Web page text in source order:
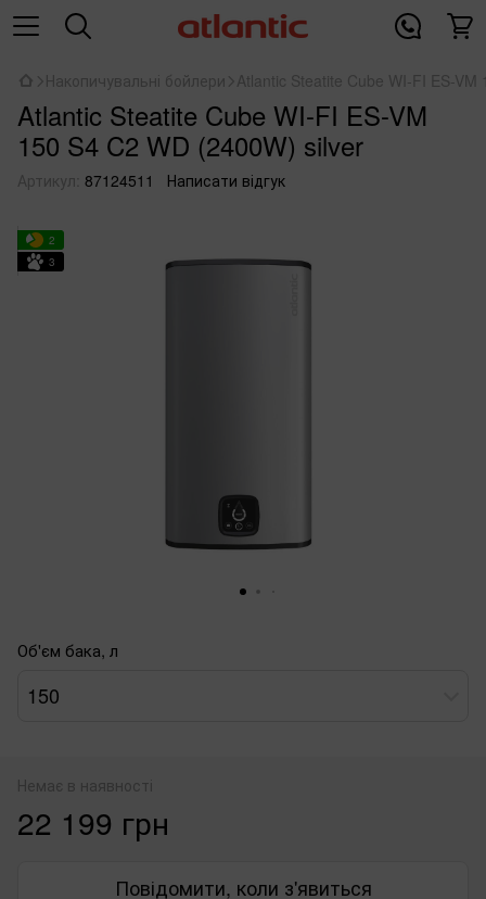
Накопичувальні бойлери Atlantic Steatite Cube WI-FI ES-
Atlantic Steatite Cube WI-FI ES-VM
150 S4 C2 WD (2400W) silver
Артикул: 87124511 Написати відгук
2
3
Об'єм бака, л
150
Немає в наявності
22 199 грн
Повідомити, коли з'явиться